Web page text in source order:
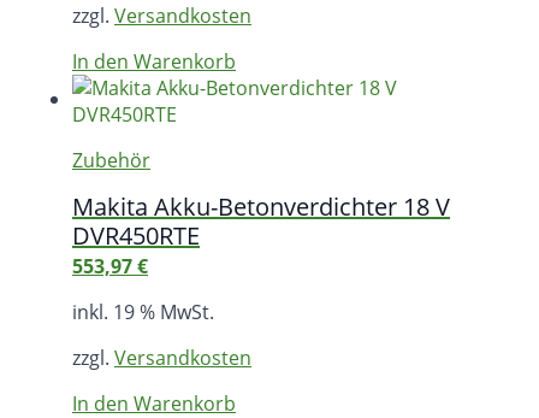
zzgl. Versandkosten
In den Warenkorb
Zubehör
Makita Akku-Betonverdichter 18 V
DVR450RTE
553,97€
inkl. 19 % MwSt.
zzgl. Versandkosten
In den Warenkorb